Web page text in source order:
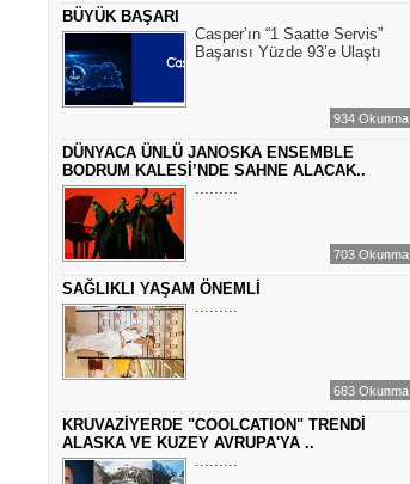
GEÇMİŞİN SIRLARINA VAKIF OLUN
EMİR EMİRHANOĞLU
MACİT SOYDAN
BAZI İNSANLAR HAYATIMIZA BİR
TESADÜF GİBİ GİRER...
BÜYÜK BAŞARI
Casper’ın “1 Saatte Servis”
Başarısı Yüzde 93’e Ulaştı
934 Okunma
DÜNYACA ÜNLÜ JANOSKA ENSEMBLE
BODRUM KALESİ’NDE SAHNE ALACAK..
.........
703 Okunma
SAĞLIKLI YAŞAM ÖNEMLİ
.........
683 Okunma
KRUVAZİYERDE "COOLCATION" TRENDİ
ALASKA VE KUZEY AVRUPA'YA ..
.........